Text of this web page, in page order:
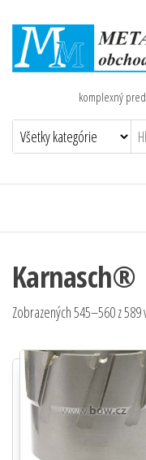
komplexný
Karnasch®
Zobrazených 545–560 z